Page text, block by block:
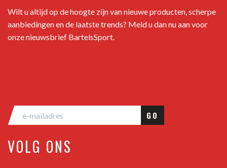
Wilt u altijd op de hoogte zijn van nieuwe producten, scherpe
aanbiedingen en de laatste trends? Meld u dan nu aan voor
onze nieuwsbrief BartelsSport.
GO
VOLG ONS